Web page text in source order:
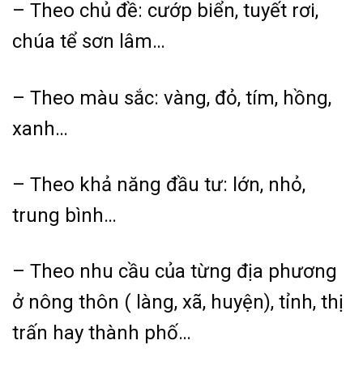
– Theo chủ đề: cướp biển, tuyết rơi,
chúa tể sơn lâm…
– Theo màu sắc: vàng, đỏ, tím, hồng,
xanh…
– Theo khả năng đầu tư: lớn, nhỏ,
trung bình…
– Theo nhu cầu của từng địa phương
ở nông thôn ( làng, xã, huyện), tỉnh, thị
trấn hay thành phố…